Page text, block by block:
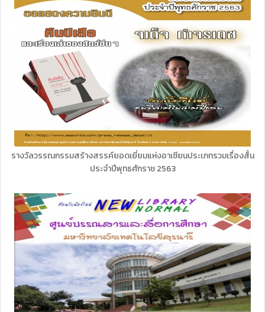
รางวัลวรรณกรรมสร้างสรรค์ยอดเยี่ยมแห่งอาเซียนประเภทรวมเรื่องสั้น
ประจำปีพุทธศักราช 2563